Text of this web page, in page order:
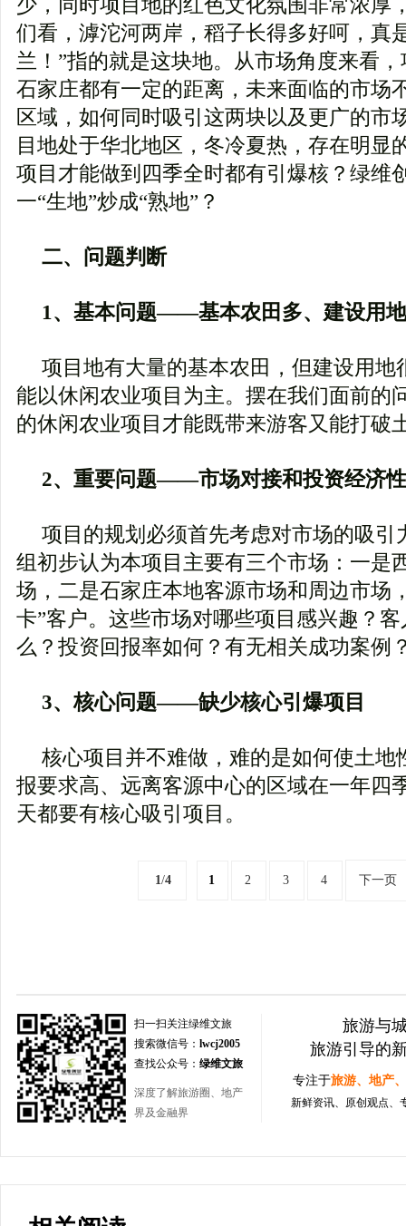
们看，滹沱河两岸，稻子长得多好呵，真
兰！”指的就是这块地。从市场角度来看
石家庄都有一定的距离，未来面临的市场
区域，如何同时吸引这两块以及更广的市
目地处于华北地区，冬冷夏热，存在明显
项目才能做到四季全时都有引爆核？绿维
一“生地”炒成“熟地”？
二、问题判断
1、基本问题——基本农田多、建设用
项目地有大量的基本农田，但建设用地
能以休闲农业项目为主。摆在我们面前的
的休闲农业项目才能既带来游客又能打破
2、重要问题——市场对接和投资经济
项目的规划必须首先考虑对市场的吸引
组初步认为本项目主要有三个市场：一是
场，二是石家庄本地客源市场和周边市场
卡”客户。这些市场对哪些项目感兴趣？
么？投资回报率如何？有无相关成功案例
3、核心问题——缺少核心引爆项目
核心项目并不难做，难的是如何使土地
报要求高、远离客源中心的区域在一年四
天都要有核心吸引项目。
1/4 1 2 3 4 下一页
扫一扫关注绿维文旅
搜索微信号： lwcj2005
查找公众号： 绿维文旅
深度了解旅游圈、地产
界及金融界
旅游与
旅游引导的
专注于旅游、地产
新鲜资讯、原创观点、